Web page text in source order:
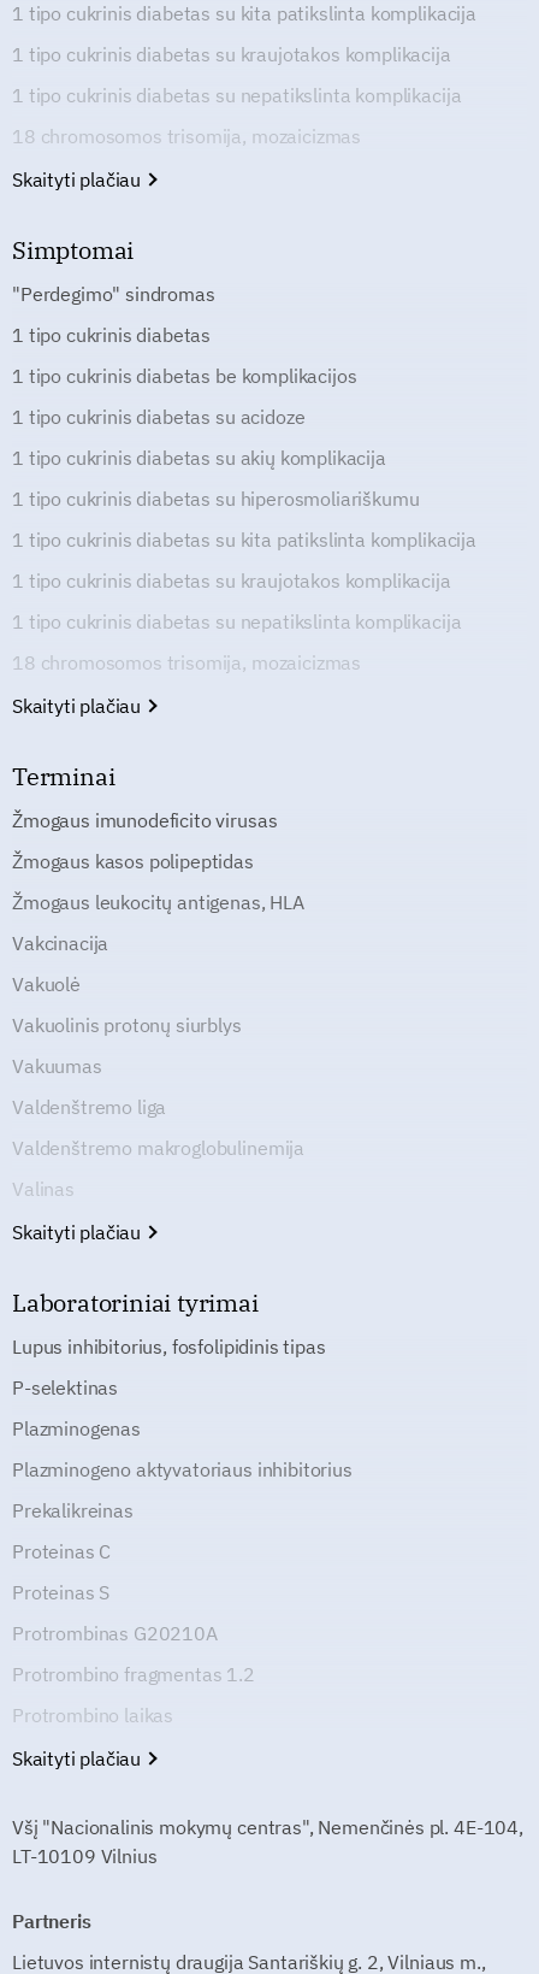
1 tipo cukrinis diabetas su kita patikslinta komplikacija
1 tipo cukrinis diabetas su kraujotakos komplikacija
1 tipo cukrinis diabetas su nepatikslinta komplikacija
18 chromosomos trisomija, mozaicizmas
Skaityti plačiau
Simptomai
"Perdegimo" sindromas
1 tipo cukrinis diabetas
1 tipo cukrinis diabetas be komplikacijos
1 tipo cukrinis diabetas su acidoze
1 tipo cukrinis diabetas su akių komplikacija
1 tipo cukrinis diabetas su hiperosmoliariškumu
1 tipo cukrinis diabetas su kita patikslinta komplikacija
1 tipo cukrinis diabetas su kraujotakos komplikacija
1 tipo cukrinis diabetas su nepatikslinta komplikacija
18 chromosomos trisomija, mozaicizmas
Skaityti plačiau
Terminai
Žmogaus imunodeficito virusas
Žmogaus kasos polipeptidas
Žmogaus leukocitų antigenas, HLA
Vakcinacija
Vakuolė
Vakuolinis protonų siurblys
Vakuumas
Valdenštremo liga
Valdenštremo makroglobulinemija
Valinas
Skaityti plačiau
Laboratoriniai tyrimai
Lupus inhibitorius, fosfolipidinis tipas
P-selektinas
Plazminogenas
Plazminogeno aktyvatoriaus inhibitorius
Prekalikreinas
Proteinas C
Proteinas S
Protrombinas G20210A
Protrombino fragmentas 1.2
Protrombino laikas
Skaityti plačiau
Všį "Nacionalinis mokymų centras", Nemenčinės pl. 4E-104,
LT-10109 Vilnius
Partneris
Lietuvos internistų draugija Santariškių g. 2, Vilniaus m.,